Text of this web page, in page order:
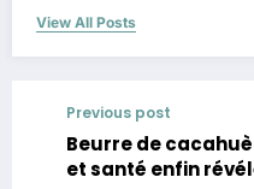
View All Posts
Previous post
Beurre de
et santé enfin